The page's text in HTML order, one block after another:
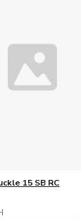
15 SB RC